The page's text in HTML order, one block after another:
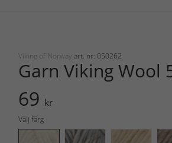
Viking of Norway art. nr: 050262
Garn Viking Wool
69 kr
Välj färg